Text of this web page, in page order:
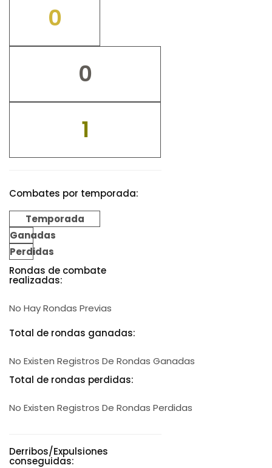
0
0
1
Combates por temporada:
Temporada
Ganadas
Perdidas
Rondas de combate
realizadas:
No Hay Rondas Previas
Total de rondas ganadas:
No Existen Registros De Rondas Ganadas
Total de rondas perdidas:
No Existen Registros De Rondas Perdidas
Derribos/Expulsiones
conseguidas: